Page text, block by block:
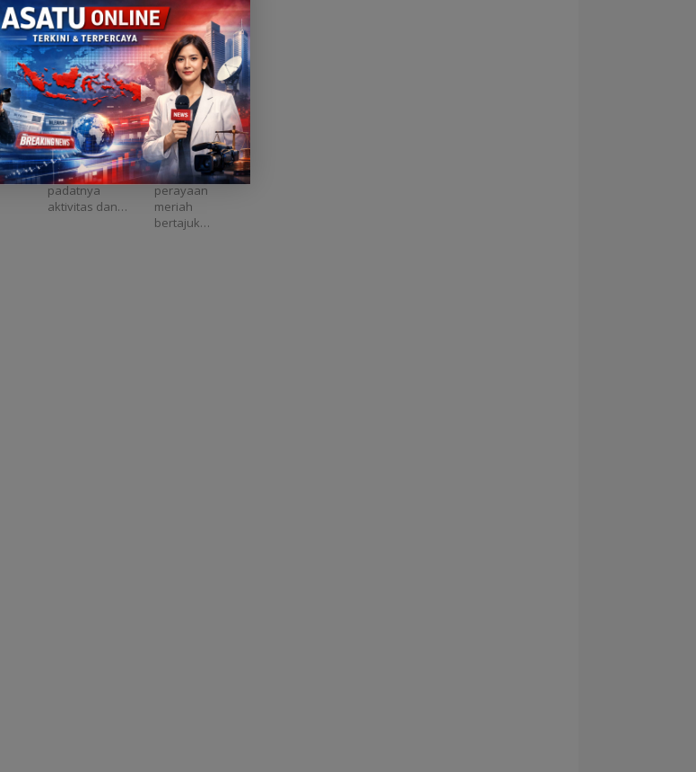
Warkop
Seblak
Pangeran
Jadi Pelarian
Lelah Warga
Ibu Kota,
Sajikan
Kuliner dan
Karaoke
Gratis
Caption :
Owner warkop
seblak
pangeran
Jakarta, Asatu
Online – Di
tengah
padatnya
aktivitas dan…
Kemeriahan
Idul Fitri di
Ancol: Festival
Raya
Kemenangan
Hadirkan
Hiburan
Spektakuler
untuk
Keluarga
Caption: Hari
Raya Idul Fitri,
kawasan
wisata Ancol
Taman Impian
menghadirkan
rangkaian
perayaan
meriah
bertajuk…